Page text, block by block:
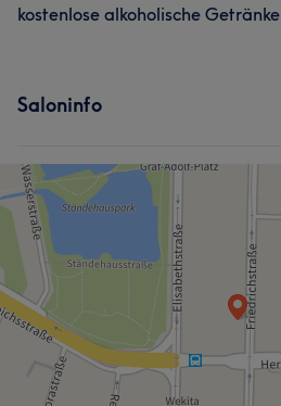
kostenlose alkoholische Getränke
Saloninfo